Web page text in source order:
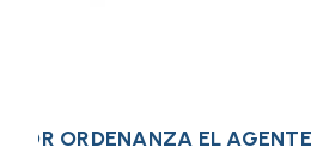
POR ORDENANZA EL